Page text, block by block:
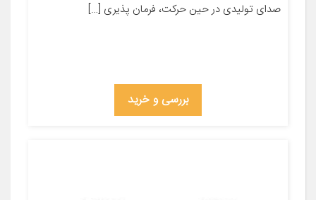
صدای تولیدی در حین حرکت، فرمان پذیری […]
بررسی و خرید